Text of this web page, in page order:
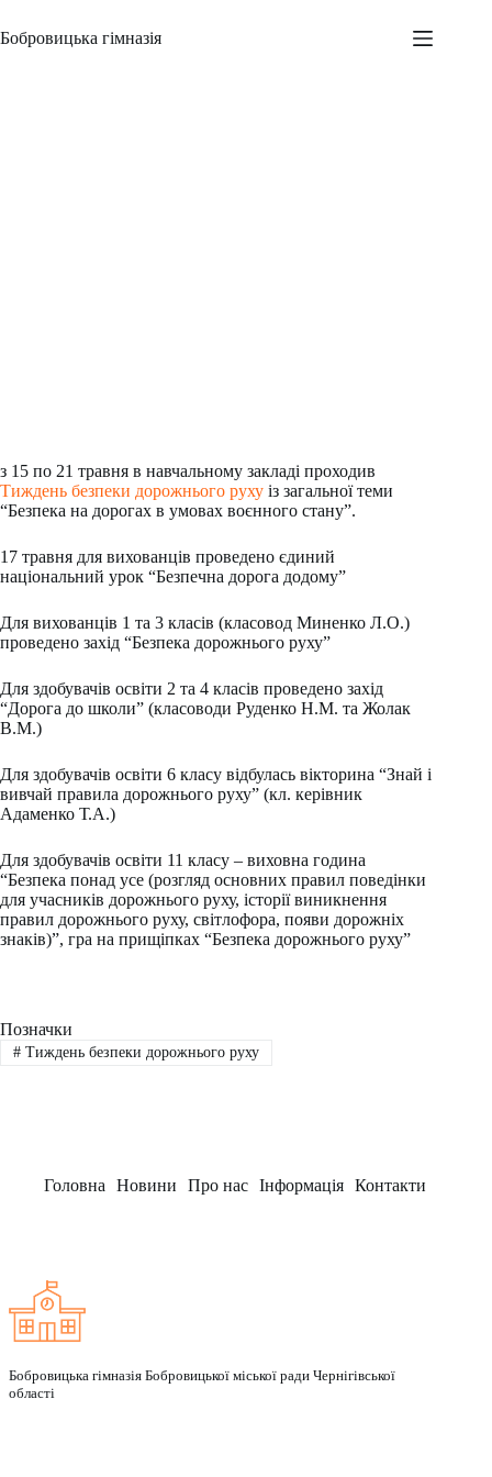
до
вмісту
Бобровицька гімназія
з 15 по 21 травня в навчальному закладі проходив
Тиждень безпеки дорожнього руху із загальної теми
“Безпека на дорогах в умовах воєнного стану”.
17 травня для вихованців проведено єдиний
національний урок “Безпечна дорога додому”
Для вихованців 1 та 3 класів (класовод Миненко Л.О.)
проведено захід “Безпека дорожнього руху”
Для здобувачів освіти 2 та 4 класів проведено захід
“Дорога до школи” (класоводи Руденко Н.М. та Жолак
В.М.)
Для здобувачів освіти 6 класу відбулась вікторина “Знай і
вивчай правила дорожнього руху” (кл. керівник
Адаменко Т.А.)
Для здобувачів освіти 11 класу – виховна година
“Безпека понад усе (розгляд основних правил поведінки
для учасників дорожнього руху, історії виникнення
правил дорожнього руху, світлофора, появи дорожніх
знаків)”, гра на прищіпках “Безпека дорожнього руху”
Позначки
#Тиждень безпеки дорожнього руху
Головна Новини Про нас Інформація Контакти
Бобровицька гімназія Бобровицької міської ради Чернігівської
області